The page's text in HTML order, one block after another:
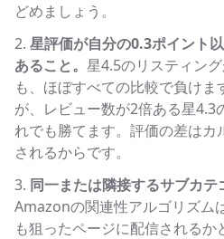
どめましょう。
星評価が自分の0.3ポイント
あること。 星4.5のリスティン
も、ほぼすべての比較で負け
が、レビュー数が2倍ある星4.3
れでも勝てます。評価の差は
されるからです。
同一または隣接するサブカテ
Amazonの関連性アルゴリズム
も狙ったページに配信されるか